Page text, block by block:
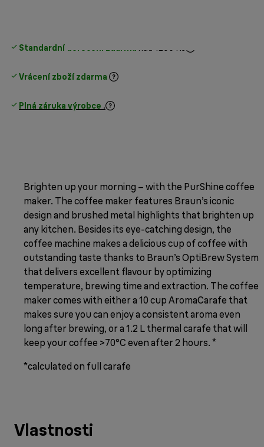
Standardní doručení zdarma nad 1200 Kč
Vrácení zboží zdarma
Plná záruka výrobce .
Brighten up your morning – with the PurShine coffee
maker. The coffee maker features Braun’s iconic
design and brushed metal highlights that brighten up
any kitchen. Besides its eye-catching design, the
coffee machine makes a delicious cup of coffee with
outstanding taste thanks to Braun’s OptiBrew System
that delivers excellent flavour by optimizing
temperature, brewing time and extraction. The coffee
maker comes with either a 10 cup AromaCarafe that
makes sure you can enjoy a consistent aroma even
long after brewing, or a 1.2 L thermal carafe that will
keep your coffee >70°C even after 2 hours. *
*calculated on full carafe
Vlastnosti